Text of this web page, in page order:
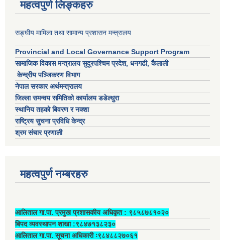
महत्वपुर्ण लिङ्कहरु
सङ्घीय मामिला तथा सामान्य प्रशासन मन्त्रालय
Provincial and Local Governance Support Program
सामाजिक विकास मन्त्रालय सुदूरपश्चिम प्रदेश, धनगढी, कैलाली
केन्द्रीय पञ्जिकरण विभाग
नेपाल सरकार अर्थमन्त्रालय
जिल्ला समन्वय समितिको कार्यालय डडेल्धुरा
स्थानिय तहको बिवरण र नक्शा
राष्ट्रिय सुचना प्रविधि केन्द्र
श्रम संचार प्रणाली
महत्वपुर्ण नम्बरहरु
आलिताल गा.पा. प्रमुख प्रशासकीय अधिकृत ‍: ९८५८७८१०२०
बिपद व्यवस्थापन शाखा :९८४७१३८२३०
आलिताल गा.पा. सूचना अधिकारी ः९८४८८२७०६१